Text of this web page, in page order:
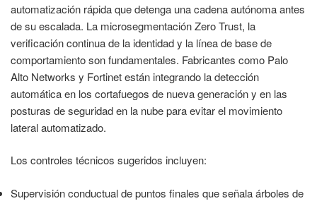
automatización rápida que detenga una cadena autónoma antes
de su escalada. La microsegmentación Zero Trust, la
verificación continua de la identidad y la línea de base de
comportamiento son fundamentales. Fabricantes como Palo
Alto Networks y Fortinet están integrando la detección
automática en los cortafuegos de nueva generación y en las
posturas de seguridad en la nube para evitar el movimiento
lateral automatizado.
Los controles técnicos sugeridos incluyen:
Supervisión conductual de puntos finales que señala árboles de